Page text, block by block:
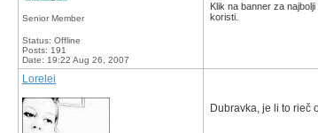
Senior Member
Status: Offline
Posts: 191
Date: 19:22 Aug 26, 2007
Klik na banner za
koristi.
Lorelei
Dubravka, je li to rieč